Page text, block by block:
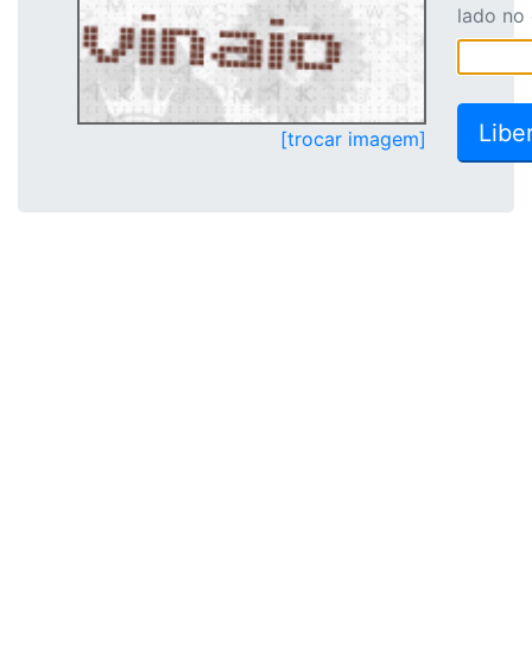
[trocar imagem]
lado no